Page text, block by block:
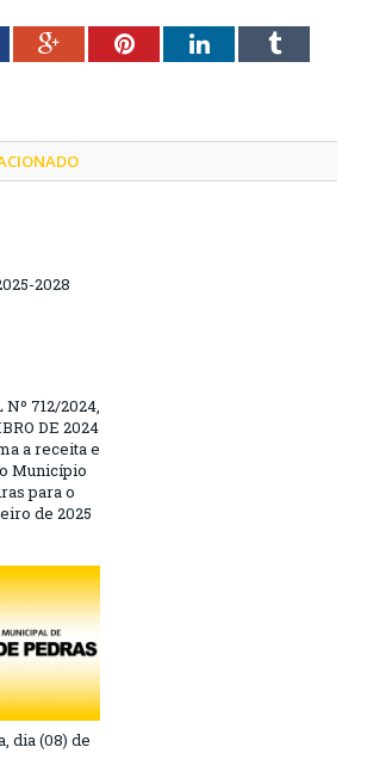
Google+PinterestLinkedInTumblr
2028
712/2024,
DE 2024
a receita e
Município
para o
de 2025
dia (08) de